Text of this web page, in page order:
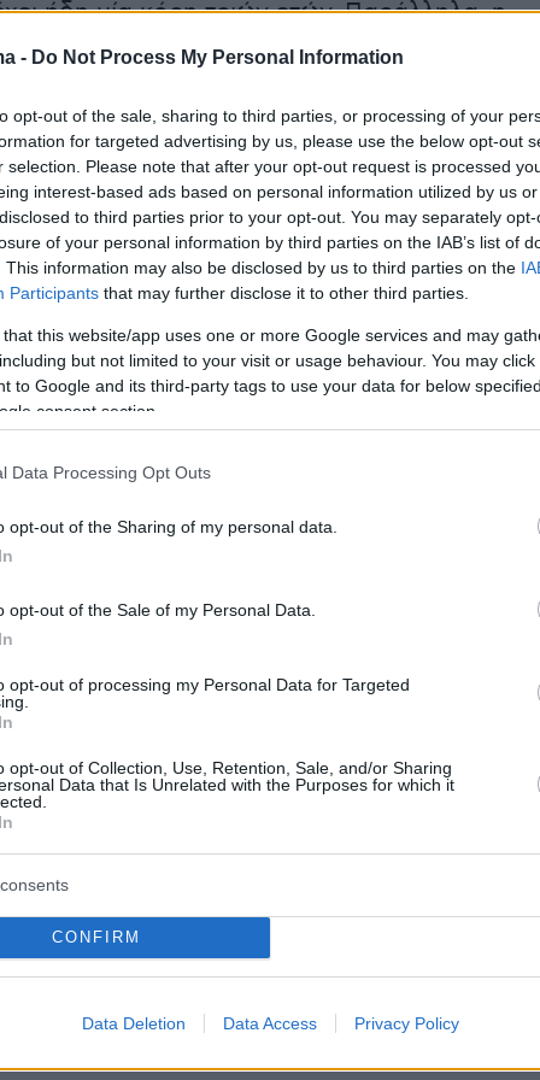
- Do Not Process My Personal Information
opt-out of the sale, sharing to third parties, or processing of your
for targeted advertising by us, please use the below opt-out
selection. Please note that after your opt-out request is processed
interest-based ads based on personal information utilized by us
to third parties prior to your opt-out. You may separately
of your personal information by third parties on the IAB’s list of
This information may also be disclosed by us to third parties on the
Participants that may further disclose it to other third parties.
that this website/app uses one or more Google services and may
but not limited to your visit or usage behaviour. You may
to Google and its third-party tags to use your data for below
consent section.
Data Processing Opt Outs
opt-out of the Sharing of my personal data.
opt-out of the Sale of my Personal Data.
opt-out of processing my Personal Data for Targeted
opt-out of Collection, Use, Retention, Sale, and/or Sharing
Data that Is Unrelated with the Purposes for which it
CONFIRM
Data Deletion Data Access Privacy Policy
ήδη μία κόρη τριών ετών. Παράλληλα, η
είναι μητέρα της 12χρονης Μάρλοου, την
και ο Όλι Γκριν είναι μαζί από το
μεγάλο βαθμό τη σχέση τους μακριά από
δημοσιότητας.
χρόνια διαφοράς ηλικίας τους, είχαν
συζητήσεις, με τη Μίλερ να υπερασπίζεται
« Φαντάζομαι ότι για κάποιους μπορεί να
να το κατανοήσουν, αλλά στη δική μας
μόνο αγάπη και χαρά
καρδιάς ».
τη σχέση τους λόγω ηλικίας και πίστευε πως
κάπου, ενώ αργότερα εξήγησε πως
στον τρόπο με τον οποίο οι νεότεροι
τις γυναίκες. «
άνθρωπος, αλλά πιστεύω ότι αυτό έχει
με τη γενιά του. Μεγάλωσαν σε ένα πιο
το 2024.
άρθρου: Shutterstock
protothema.gr στο Google News
και μάθετε πρώτοι